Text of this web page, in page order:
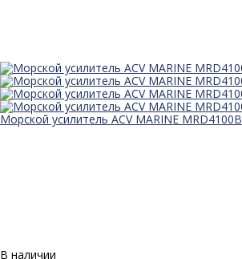
Морской усилитель ACV MARINE MRD4100B
В наличии